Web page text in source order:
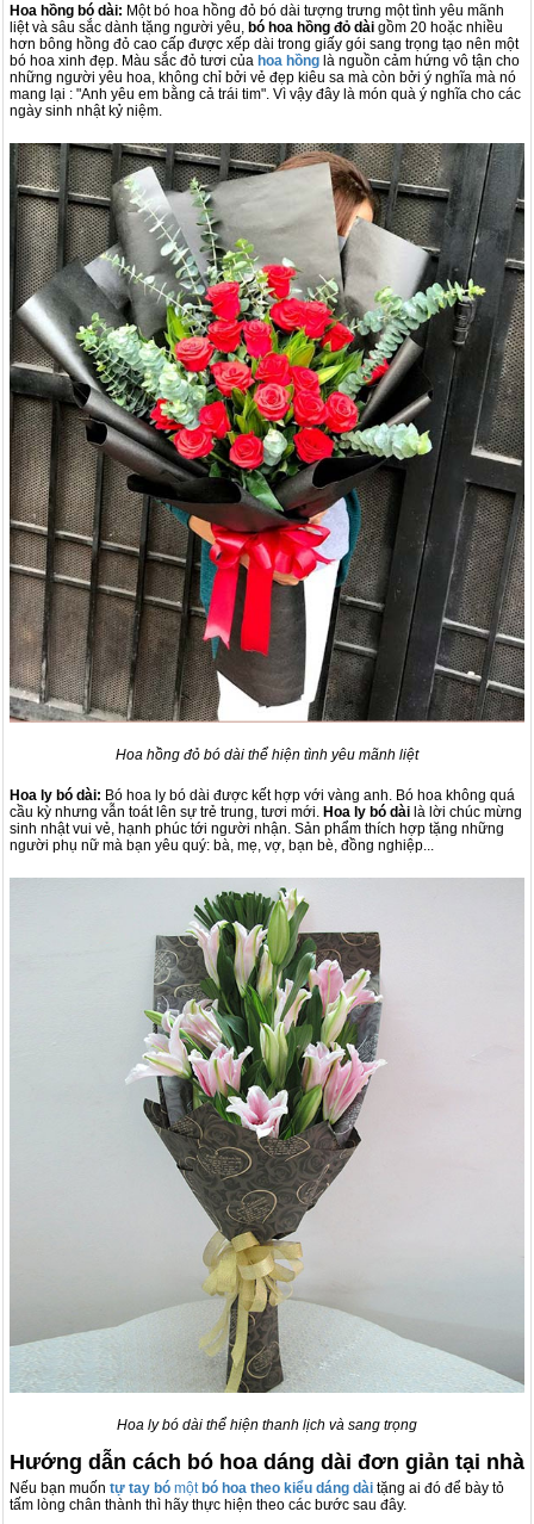
Hoa hồng bó dài: Một bó hoa hồng đỏ bó dài tượng trưng một tình yêu mãnh
liệt và sâu sắc dành tặng người yêu, bó hoa hồng đỏ dài gồm 20 hoặc nhiều
hơn bông hồng đỏ cao cấp được xếp dài trong giấy gói sang trọng tạo nên một
bó hoa xinh đẹp. Màu sắc đỏ tươi của hoa hồng là nguồn cảm hứng vô tận cho
những người yêu hoa, không chỉ bởi vẻ đẹp kiêu sa mà còn bởi ý nghĩa mà nó
mang lại : "Anh yêu em bằng cả trái tim". Vì vậy đây là món quà ý nghĩa cho các
ngày sinh nhật kỷ niệm.
Hoa hồng đỏ bó dài thể hiện tình yêu mãnh liệt
Hoa ly bó dài: Bó hoa ly bó dài được kết hợp với vàng anh. Bó hoa không quá
cầu kỳ nhưng vẫn toát lên sự trẻ trung, tươi mới. Hoa ly bó dài là lời chúc mừng
sinh nhật vui vẻ, hạnh phúc tới người nhận. Sản phẩm thích hợp tặng những
người phụ nữ mà bạn yêu quý: bà, mẹ, vợ, bạn bè, đồng nghiệp...
Hoa ly bó dài thể hiện thanh lịch và sang trọng
Hướng dẫn cách bó hoa dáng dài đơn giản tại nhà
Nếu bạn muốn tự tay bó mộtbó hoa theo kiểu dáng dài tặng ai đó để bày tỏ
tấm lòng chân thành thì hãy thực hiện theo các bước sau đây.